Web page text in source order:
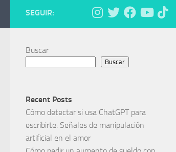
SEGUIR:
Buscar
Buscar
Recent Posts
Cómo detectar si usa ChatGPT para
escribirte: Señales de manipulación
artificial en el amor